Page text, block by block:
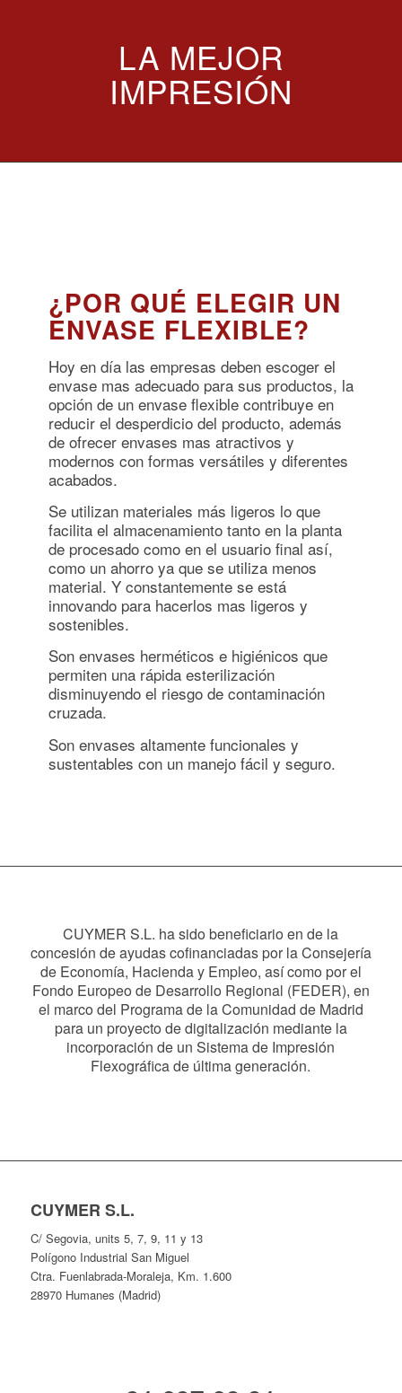
LA MEJOR
IMPRESIÓN
¿POR QUÉ ELEGIR UN
ENVASE FLEXIBLE?
Hoy en día las empresas deben escoger el
envase mas adecuado para sus productos, la
opción de un envase flexible contribuye en
reducir el desperdicio del producto, además
de ofrecer envases mas atractivos y
modernos con formas versátiles y diferentes
acabados.
Se utilizan materiales más ligeros lo que
facilita el almacenamiento tanto en la planta
de procesado como en el usuario final así,
como un ahorro ya que se utiliza menos
material. Y constantemente se está
innovando para hacerlos mas ligeros y
sostenibles.
Son envases herméticos e higiénicos que
permiten una rápida esterilización
disminuyendo el riesgo de contaminación
cruzada.
Son envases altamente funcionales y
sustentables con un manejo fácil y seguro.
CUYMER S.L. ha sido beneficiario en de la
concesión de ayudas cofinanciadas por la Consejería
de Economía, Hacienda y Empleo, así como por el
Fondo Europeo de Desarrollo Regional (FEDER), en
el marco del Programa de la Comunidad de Madrid
para un proyecto de digitalización mediante la
incorporación de un Sistema de Impresión
Flexográfica de última generación.
CUYMER S.L.
C/ Segovia, units 5, 7, 9, 11 y 13
Polígono Industrial San Miguel
Ctra. Fuenlabrada-Moraleja, Km. 1.600
28970 Humanes (Madrid)